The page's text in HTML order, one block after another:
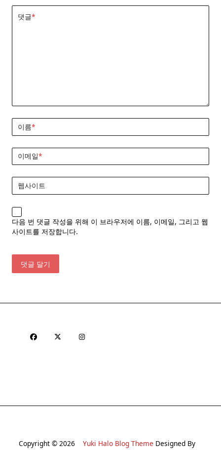
댓글*
이름*
이메일*
웹사이트
다음 번 댓글 작성을 위해 이 브라우저에 이름, 이메일, 그리고 웹
사이트를 저장합니다.
Copyright © 2026 Yuki Halo Blog Theme Designed By